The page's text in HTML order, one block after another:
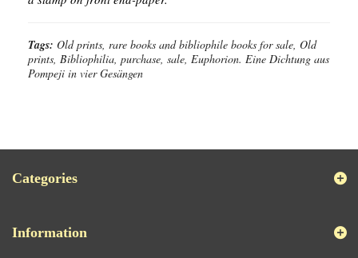
Tags: Old prints, rare books and bibliophile books for sale, Old
prints, Bibliophilia, purchase, sale, Euphorion. Eine Dichtung aus
Pompeji in vier Gesängen
Categories
Information